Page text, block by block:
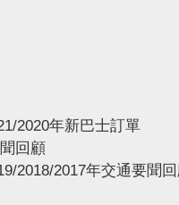
2020年新巴士訂單
回顧
2018/2017年交通要聞